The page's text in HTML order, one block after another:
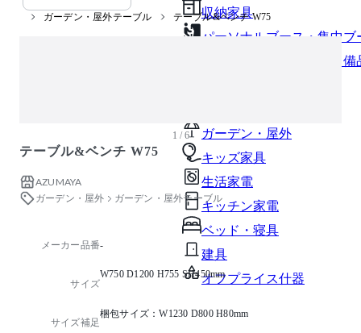
収納家具
パーソナルブース・集中ブ
オフィスアクセサリー・備
ガーデン・屋外
キッズ家具
生活家電
キッチン家電
ベッド・寝具
建具
オフプライス什器
ガーデン・屋外テーブル テーブル&ベンチ W75
1 / 6
テーブル&ベンチ W75
AZUMAYA
ガーデン・屋外
ガーデン・屋外テーブル
メーカー品番-
サイズ
W750 D1200 H755 SH450mm
サイズ補足
梱包サイズ：W1230 D800 H80mm